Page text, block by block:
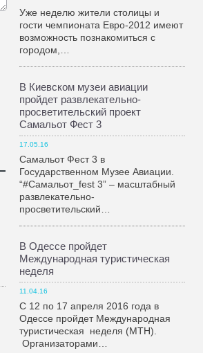
Уже неделю жители столицы и
гости чемпионата Евро-2012 имеют
возможность познакомиться с
городом,…
В Киевском музеи авиации
пройдет развлекательно-
просветительский проект
Самальот Фест 3
17.05.16
Самальот Фест 3 в
Государственном Музее Авиации.
“#Самальот_fest 3” – масштабный
развлекательно-
просветительский…
В Одессе пройдет
Международная туристическая
неделя
11.04.16
С 12 по 17 апреля 2016 года в
Одессе пройдет Международная
туристическая неделя (МТН).
Организаторами…